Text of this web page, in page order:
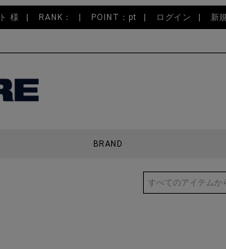
様 RANK： POINT：pt ログイン 新
BRAND